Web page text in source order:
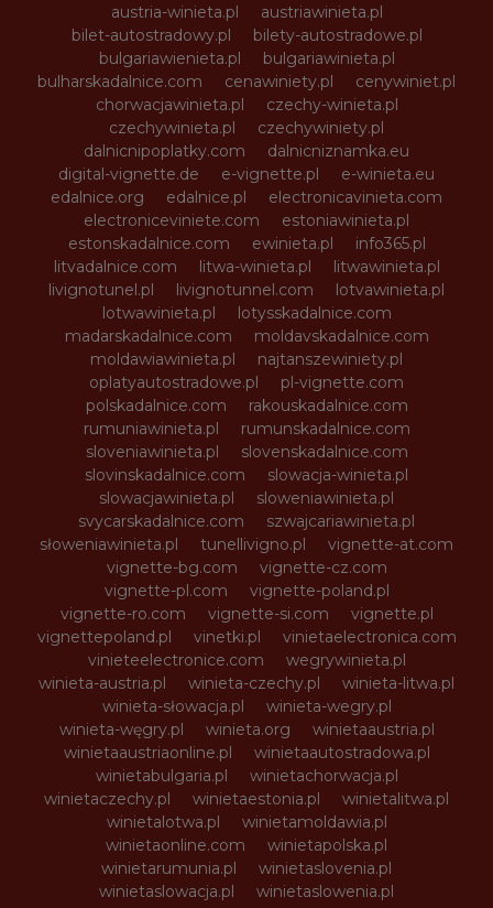
austria-winieta.pl
austriawinieta.pl
bilet-autostradowy.pl
bilety-autostradowe.pl
bulgariawienieta.pl
bulgariawinieta.pl
bulharskadalnice.com
cenawiniety.pl
cenywiniet.pl
chorwacjawinieta.pl
czechy-winieta.pl
czechywinieta.pl
czechywiniety.pl
dalnicnipoplatky.com
dalnicniznamka.eu
digital-vignette.de
e-vignette.pl
e-winieta.eu
edalnice.org
edalnice.pl
electronicavinieta.com
electroniceviniete.com
estoniawinieta.pl
estonskadalnice.com
ewinieta.pl
info365.pl
litvadalnice.com
litwa-winieta.pl
litwawinieta.pl
livignotunel.pl
livignotunnel.com
lotvawinieta.pl
lotwawinieta.pl
lotysskadalnice.com
madarskadalnice.com
moldavskadalnice.com
moldawiawinieta.pl
najtanszewiniety.pl
oplatyautostradowe.pl
pl-vignette.com
polskadalnice.com
rakouskadalnice.com
rumuniawinieta.pl
rumunskadalnice.com
sloveniawinieta.pl
slovenskadalnice.com
slovinskadalnice.com
slowacja-winieta.pl
slowacjawinieta.pl
sloweniawinieta.pl
svycarskadalnice.com
szwajcariawinieta.pl
słoweniawinieta.pl
tunellivigno.pl
vignette-at.com
vignette-bg.com
vignette-cz.com
vignette-pl.com
vignette-poland.pl
vignette-ro.com
vignette-si.com
vignette.pl
vignettepoland.pl
vinetki.pl
vinietaelectronica.com
vinieteelectronice.com
wegrywinieta.pl
winieta-austria.pl
winieta-czechy.pl
winieta-litwa.pl
winieta-słowacja.pl
winieta-wegry.pl
winieta-węgry.pl
winieta.org
winietaaustria.pl
winietaaustriaonline.pl
winietaautostradowa.pl
winietabulgaria.pl
winietachorwacja.pl
winietaczechy.pl
winietaestonia.pl
winietalitwa.pl
winietalotwa.pl
winietamoldawia.pl
winietaonline.com
winietapolska.pl
winietarumunia.pl
winietaslovenia.pl
winietaslowacja.pl
winietaslowenia.pl